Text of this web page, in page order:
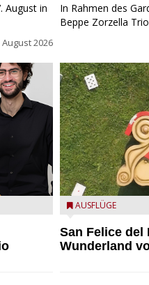
August in
August 2026
In Rahmen des
Beppe Zorzella
San Felice del
AUSFLÜGE
San Felice del
Wunderland